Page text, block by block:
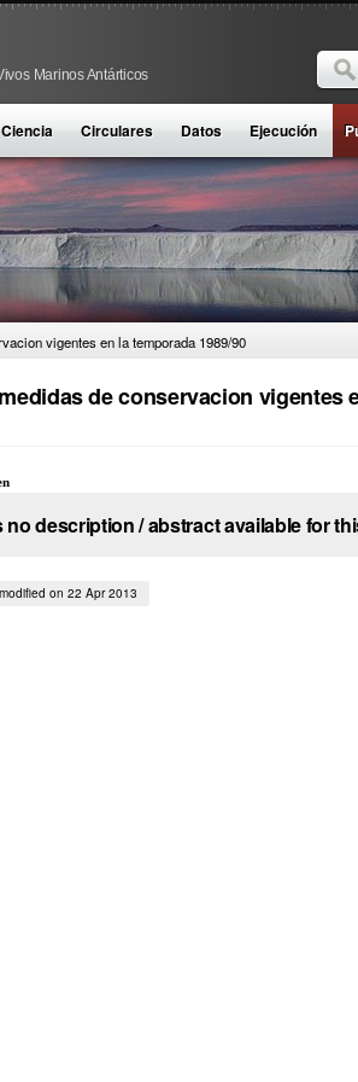
Marinos Antárticos
Buscar
Ciencia Circulares Datos Ejecución
vigentes en la temporada 1989/90
de conservacion vigentes
no description / abstract available for
on 22 Apr 2013